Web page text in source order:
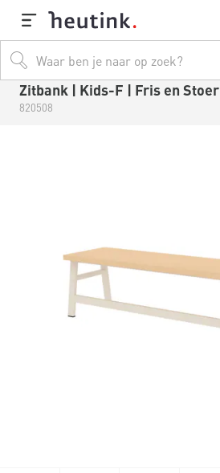
Zitbank | Kids-F | Fris en Stoer
820508